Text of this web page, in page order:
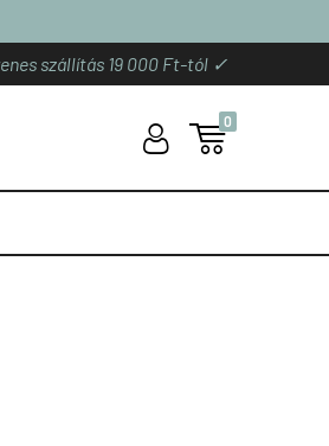
szállítás 19 000 Ft-tól ✓
U 
0